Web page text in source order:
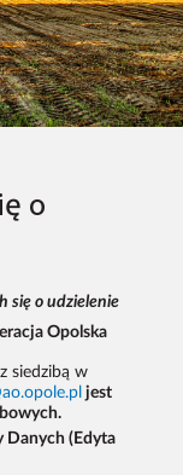
o
się o udzielenie
Opolska
siedzibą w
jest
Danych (Edyta